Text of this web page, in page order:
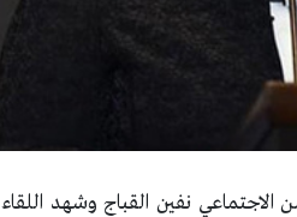
الاجتماعي نفين القباج وشهد اللقاء